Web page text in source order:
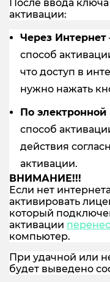
После ввода
активации:
Через Интернет
способ
что доступ в
нужно нажать
По электронной
способ
действия
активации.
ВНИМАНИЕ!!!
Если нет
активировать
который
активации
компьютер.
При удачной или
будет выведено